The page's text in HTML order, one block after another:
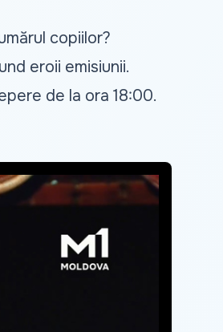
copiilor?
eroii emisiunii.
de la ora 18:00.